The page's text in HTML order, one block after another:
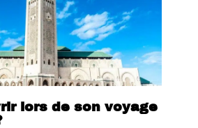
lors de son voyage